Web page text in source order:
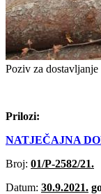
Poziv za
Prilozi:
NATJEČAJNA
Broj: 01/P-2582/21.
Datum: 30.9.2021.